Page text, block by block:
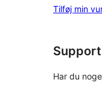
Tilføj min
Support
Har du